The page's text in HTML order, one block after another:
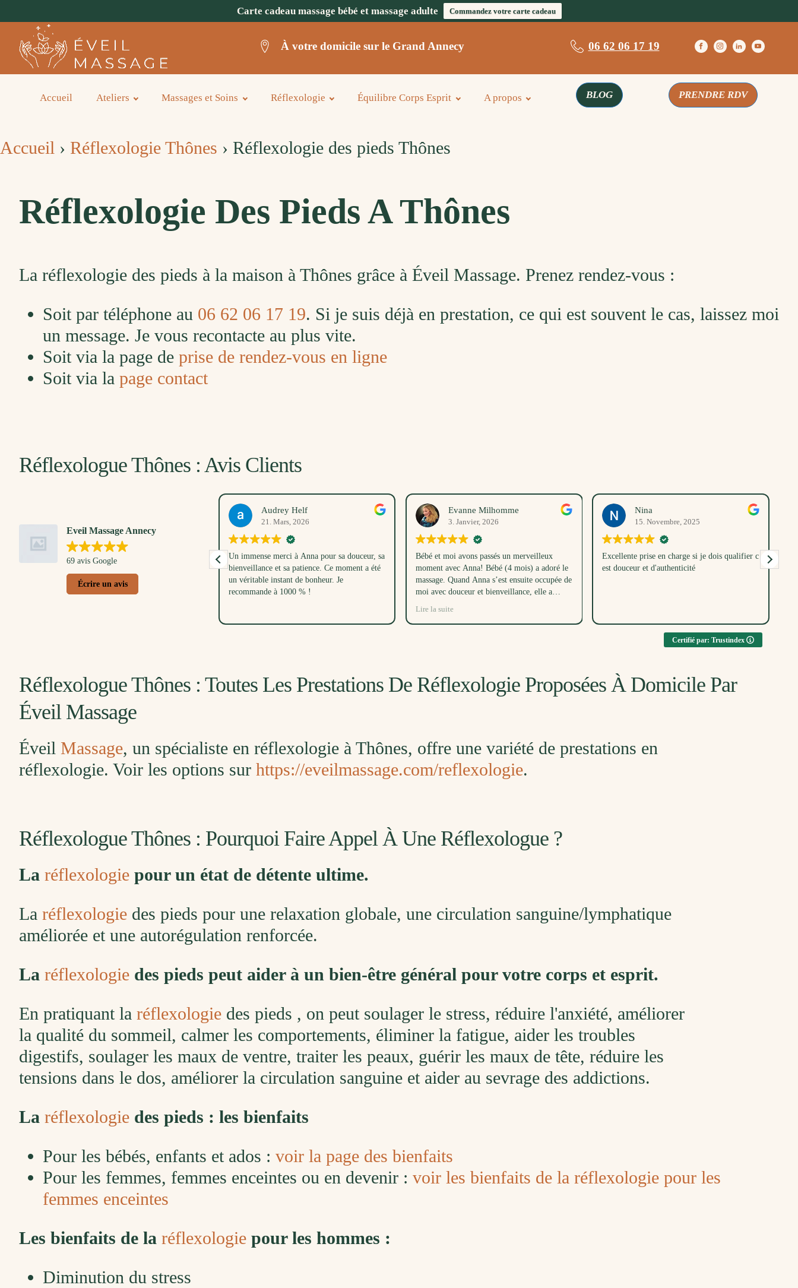
Carte cadeau massage bébé et massage adulte Commandez votre carte cadeau
À votre domicile sur le Grand Annecy 06 62 06 17 19
Accueil Ateliers Massages et Soins Réflexologie Équilibre Corps Esprit A propos BLOG PRENDRE RDV
Accueil › Réflexologie Thônes › Réflexologie des pieds Thônes
Réflexologie Des Pieds A Thônes
La réflexologie des pieds à la maison à Thônes grâce à Éveil Massage. Prenez rendez-vous :
Soit par téléphone au 06 62 06 17 19. Si je suis déjà en prestation, ce qui est souvent le cas, laissez moi
un message. Je vous recontacte au plus vite.
Soit via la page de prise de rendez-vous en ligne
Soit via la page contact
Réflexologue Thônes : Avis Clients
Eveil Massage Annecy
69 avis Google
Écrire un avis
Un très bon moment partagé avec mon petit
loulou. Anna nous a d'abord montré et
expliqué les gestes pour masser bébé, tout en
respectant ses envies et son rythme. Ensuite
Audrey Helf
21. Mars, 2026
Un immense merci à Anna pour sa douceur, sa
bienveillance et sa patience. Ce moment a été
un véritable instant de bonheur. Je
recommande à 1000 % !
Evanne Milhomme
3. Janvier, 2026
Bébé et moi avons passés un merveilleux
moment avec Anna! Bébé (4 mois) a adoré le
massage. Quand Anna s’est ensuite occupée de
moi avec douceur et bienveillance, elle a
les trois étaient un très beau cadeau, merci
Lire la suite
Nina
15. Novembre, 2025
Excellente prise en charge si je dois qualifier c
est douceur et d'authenticité
Certifié par: Trustindex
Réflexologue Thônes : Toutes Les Prestations De Réflexologie Proposées À Domicile Par
Éveil Massage
Éveil Massage, un spécialiste en réflexologie à Thônes, offre une variété de prestations en
réflexologie. Voir les options sur https://eveilmassage.com/reflexologie.
Réflexologue Thônes : Pourquoi Faire Appel À Une Réflexologue ?
La réflexologie pour un état de détente ultime.
La réflexologie des pieds pour une relaxation globale, une circulation sanguine/lymphatique
améliorée et une autorégulation renforcée.
La réflexologie des pieds peut aider à un bien-être général pour votre corps et esprit.
En pratiquant la réflexologie des pieds , on peut soulager le stress, réduire l'anxiété, améliorer
la qualité du sommeil, calmer les comportements, éliminer la fatigue, aider les troubles
digestifs, soulager les maux de ventre, traiter les peaux, guérir les maux de tête, réduire les
tensions dans le dos, améliorer la circulation sanguine et aider au sevrage des addictions.
La réflexologie des pieds : les bienfaits
Pour les bébés, enfants et ados : voir la page des bienfaits
Pour les femmes, femmes enceintes ou en devenir : voir les bienfaits de la réflexologie pour les
femmes enceintes
Les bienfaits de la réflexologie pour les hommes :
Diminution du stress